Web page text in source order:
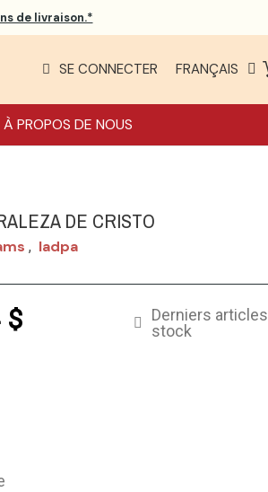
de livraison.*
SE CONNECTER FRANÇAIS
À PROPOS DE NOUS
DE CRISTO
, Iadpa
$
Derniers
stock